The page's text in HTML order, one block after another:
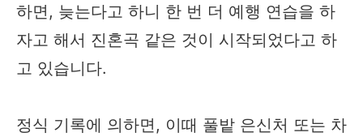
하면, 늦는다고 하니 한 번 더 예행 연습을 하
자고 해서 진혼곡 같은 것이 시작되었다고 하
고 있습니다.
정식 기록에 의하면, 이때 풀밭 은신처 또는 차